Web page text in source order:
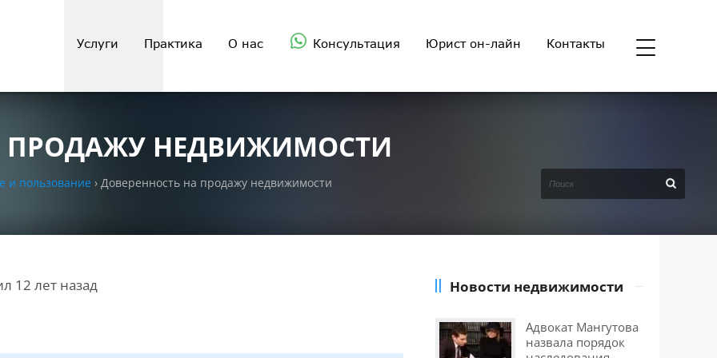
Услуги Практика О нас Консультация Юрист он-лайн Контакты
ПРОДАЖУ НЕДВИЖИМОСТИ
и пользование › Доверенность на продажу недвижимости
12 лет назад
Новости недвижимости
Адвокат Мангутова
назвала порядок